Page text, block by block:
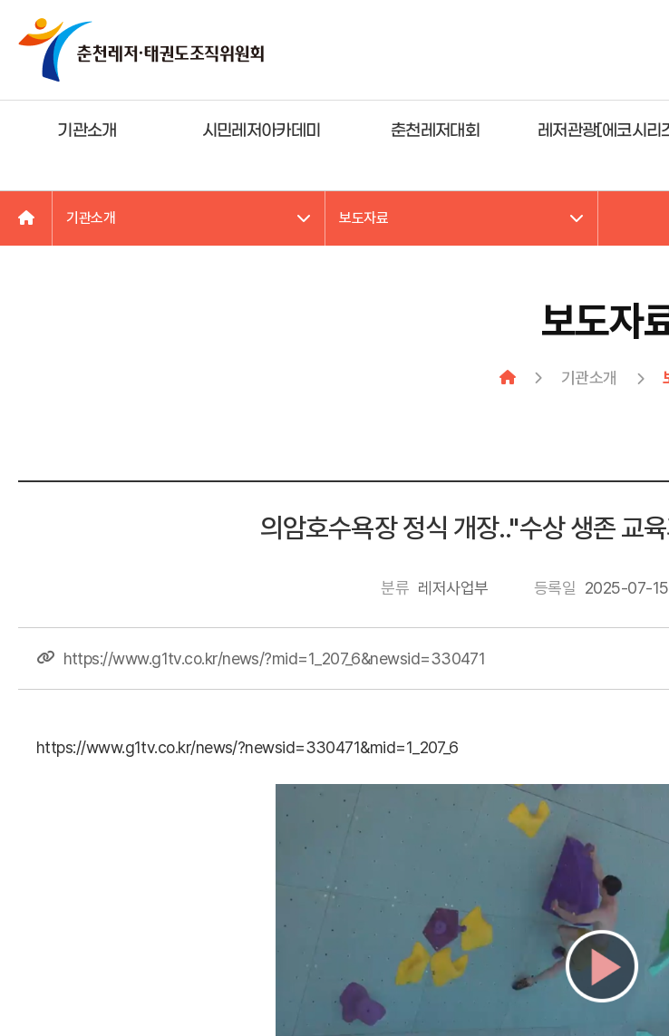
기관소개 시민레저아카데미 춘천레저대회 레저관광[에코시리
기관소개 보도자료
보도자
기관소개
의암호수욕장 정식 개장.."수상 생존 교
분류 레저사업부 등록일 2025-07-
https://www.g1tv.co.kr/news/?mid=1_207_6&newsid=330471
https://www.g1tv.co.kr/news/?newsid=330471&mid=1_207_6